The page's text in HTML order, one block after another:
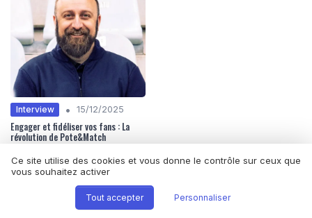
Interview • 15/12/2025
Engager et fidéliser vos fans : La
révolution de Pote&Match
Les plus lus
Ce site utilise des cookies et vous donne le contrôle sur ceux que
vous souhaitez activer
Tout accepter Personnaliser